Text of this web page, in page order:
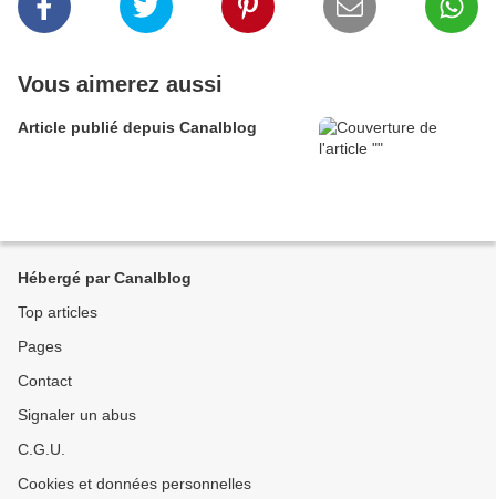
Vous aimerez aussi
Article publié depuis Canalblog
Hébergé par Canalblog
Top articles
Pages
Contact
Signaler un abus
C.G.U.
Cookies et données personnelles